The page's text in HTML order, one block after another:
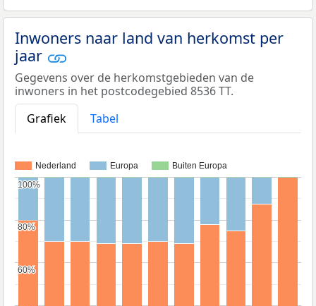
Inwoners naar land van herkomst per
jaar
Gegevens over de herkomstgebieden van de
inwoners in het postcodegebied 8536 TT.
Grafiek
Tabel
Nederland Europa Buiten Europa
60%
60%
80%
80%
100%
100%